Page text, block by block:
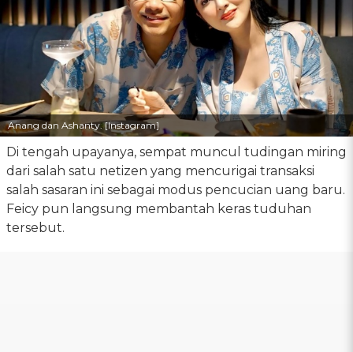
Anang dan Ashanty. [Instagram]
Di tengah upayanya, sempat muncul tudingan miring
dari salah satu netizen yang mencurigai transaksi
salah sasaran ini sebagai modus pencucian uang baru.
Feicy pun langsung membantah keras tuduhan
tersebut.